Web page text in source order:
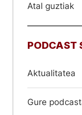
Atal guztiak
PODCAST
Aktualitatea
Gure